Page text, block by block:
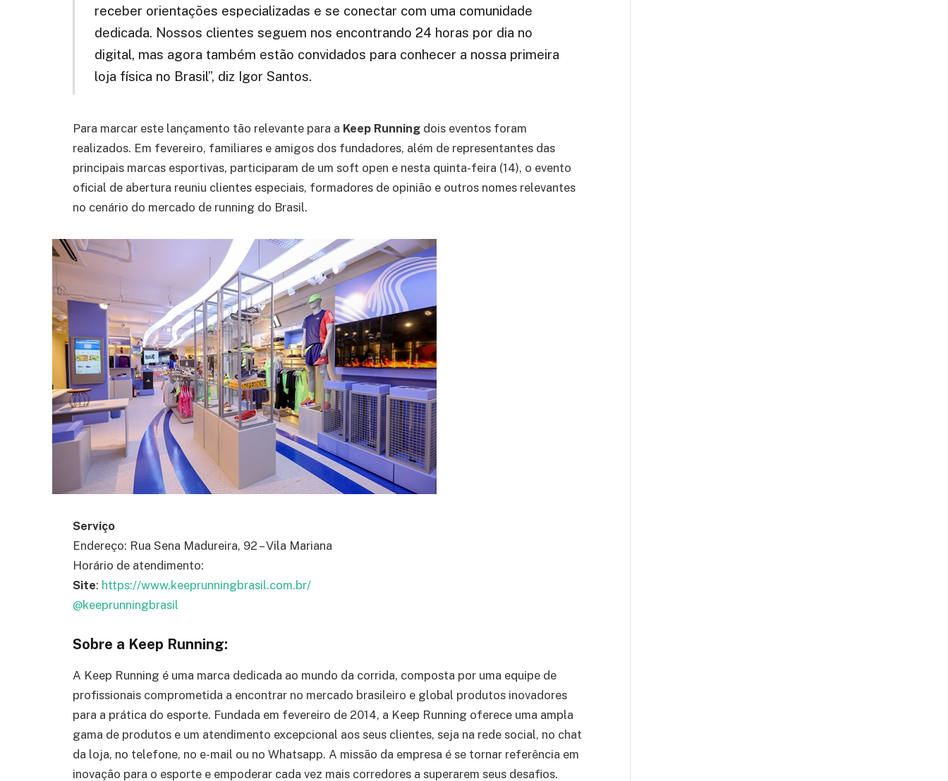
receber orientações especializadas e se conectar com uma comunidade
dedicada. Nossos clientes seguem nos encontrando 24 horas por dia no
digital, mas agora também estão convidados para conhecer a nossa primeira
loja física no Brasil”, diz Igor Santos.
Para marcar este lançamento tão relevante para a Keep Running dois eventos foram
realizados. Em fevereiro, familiares e amigos dos fundadores, além de representantes das
principais marcas esportivas, participaram de um soft open e nesta quinta-feira (14), o evento
oficial de abertura reuniu clientes especiais, formadores de opinião e outros nomes relevantes
no cenário do mercado de running do Brasil.
Serviço
Endereço: Rua Sena Madureira, 92 – Vila Mariana
Horário de atendimento:
Site: https://www.keeprunningbrasil.com.br/
@keeprunningbrasil
Sobre a Keep Running:
A Keep Running é uma marca dedicada ao mundo da corrida, composta por uma equipe de
profissionais comprometida a encontrar no mercado brasileiro e global produtos inovadores
para a prática do esporte. Fundada em fevereiro de 2014, a Keep Running oferece uma ampla
gama de produtos e um atendimento excepcional aos seus clientes, seja na rede social, no chat
da loja, no telefone, no e-mail ou no Whatsapp. A missão da empresa é se tornar referência em
inovação para o esporte e empoderar cada vez mais corredores a superarem seus desafios.